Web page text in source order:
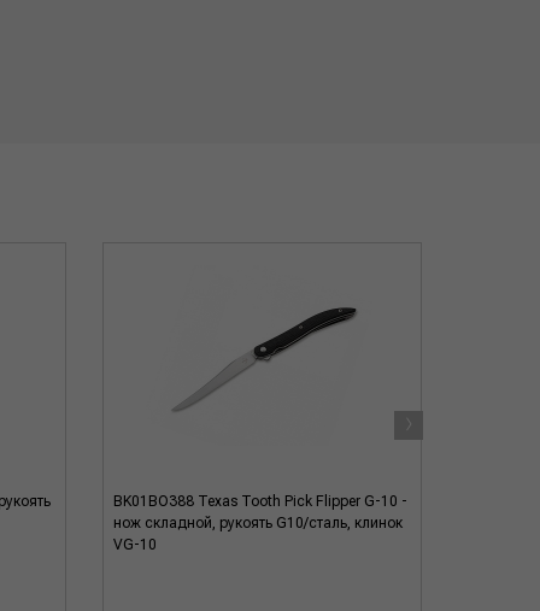
BK01BO388 Texas Tooth Pick Flipper G-10 -
нож складной, рукоять G10/сталь, клинок
VG-10
›